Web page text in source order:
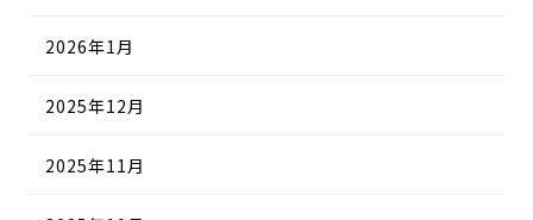
2026年1月
2025年12月
2025年11月